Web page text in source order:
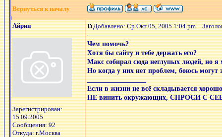
Вернуться к началу
Айрин
Зарегистрирован:
15.09.2005
Сообщения: 92
Откуда: г.Москва
Добавлено: Ср Окт 05, 2005 1:04 pm
Чем помочь?
Хотя бы сайту и тебе держать его?
Макс собирал сюда неглупых людей, но я
Но когда у них нет проблем, боюсь могут
_________________
Если в жизни не всё складывается
НЕ винить окружающих, СПРОСИ С